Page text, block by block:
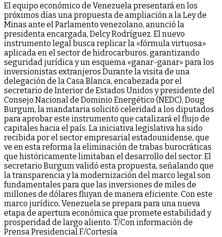
El equipo económico de Venezuela presentará en los
próximos días una propuesta de ampliación a la Ley de
Minas ante el Parlamento venezolano, anunció la
presidenta encargada, Delcy Rodríguez. El nuevo
instrumento legal busca replicar la «fórmula virtuosa»
aplicada en el sector de hidrocarburos, garantizando
seguridad jurídica y un esquema «ganar-ganar» para los
inversionistas extranjeros Durante la visita de una
delegación de la Casa Blanca, encabezada por el
secretario de Interior de Estados Unidos y presidente del
Consejo Nacional de Dominio Energético (NEDC), Doug
Burgum, la mandataria solicitó celeridad a los diputados
para aprobar este instrumento que catalizará el flujo de
capitales hacia el país. La iniciativa legislativa ha sido
recibida por el sector empresarial estadounidense, que
ve en esta reforma la eliminación de trabas burocráticas
que históricamente limitaban el desarrollo del sector. El
secretario Burgum validó esta propuesta, señalando que
la transparencia y la modernización del marco legal son
fundamentales para que las inversiones de miles de
millones de dólares fluyan de manera eficiente. Con este
marco jurídico, Venezuela se prepara para una nueva
etapa de apertura económica que promete estabilidad y
prosperidad de largo aliento. T/Con información de
Prensa Presidencial F/Cortesía